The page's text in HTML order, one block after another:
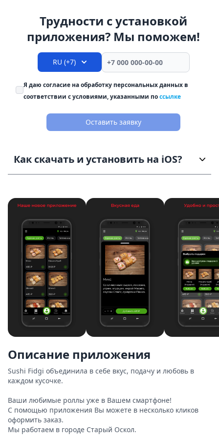
Трудности с установкой
приложения? Мы поможем!
RU (+7)
Я даю согласие на обработку персональных данных в
соответствии с условиями, указанными поссылке
Оставить заявку
Как скачать и установить на iOS?
Описание приложения
Sushi Fidgi объединила в себе вкус, подачу и любовь в
каждом кусочке.
Ваши любимые роллы уже в Вашем смартфоне!
С помощью приложения Вы можете в несколько кликов
оформить заказ.
Мы работаем в городе Старый Оскол.